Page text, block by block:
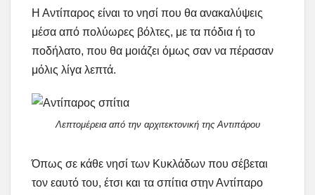
Η Αντίπαρος είναι το νησί που θα ανακαλύψεις
μέσα από πολύωρες βόλτες, με τα πόδια ή το
ποδήλατο, που θα μοιάζει όμως σαν να πέρασαν
μόλις λίγα λεπτά.
Λεπτομέρεια από την αρχιτεκτονική της Αντιπάρου
Όπως σε κάθε νησί των Κυκλάδων που σέβεται
τον εαυτό του, έτσι και τα σπίτια στην Αντίπαρο